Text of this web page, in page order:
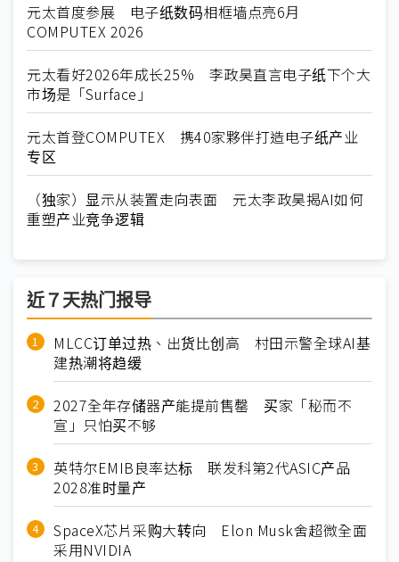
元太首度参展 电子纸数码相框墙点亮6月
COMPUTEX 2026
元太看好2026年成长25% 李政昊直言电子纸下个大
市场是「Surface」
元太首登COMPUTEX 携40家夥伴打造电子纸产业
专区
（独家）显示从装置走向表面 元太李政昊揭AI如何
重塑产业竞争逻辑
近７天热门报导
MLCC订单过热、出货比创高 村田示警全球AI基
建热潮将趋缓
2027全年存储器产能提前售罄 买家「秘而不
宣」只怕买不够
英特尔EMIB良率达标 联发科第2代ASIC产品
2028准时量产
SpaceX芯片采购大转向 Elon Musk舍超微全面
采用NVIDIA